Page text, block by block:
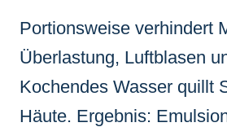
Portionsweise verhindert
Überlastung, Luftblasen
Kochendes Wasser quillt
Häute. Ergebnis: